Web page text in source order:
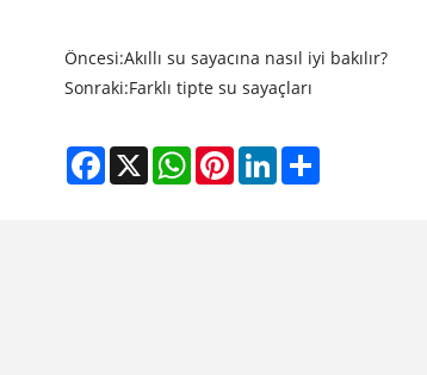
Öncesi:Akıllı su sayacına nasıl iyi bakılır?
Sonraki:Farklı tipte su sayaçları
Facebook
X WhatsAppPinterestLinkedInShare